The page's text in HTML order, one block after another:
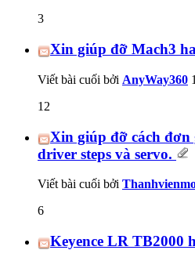
3
Xin giúp đỡ Mach3
Viết bài cuối bởi AnyWay360
12
Xin giúp đỡ cách đơn
driver steps và servo.
Viết bài cuối bởi
6
Keyence LR TB2000